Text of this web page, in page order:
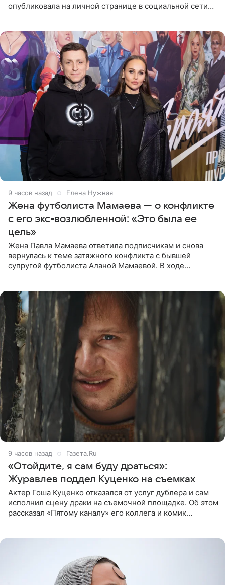
опубликовала на личной странице в социальной сети
9 часов назад Елена Нужная
Жена футболиста Мамаева — о конфликте
с его экс-возлюбленной: «Это была ее
цель»
Жена Павла Мамаева ответила подписчикам и снова
вернулась к теме затяжного конфликта с бывшей
супругой футболиста Аланой Мамаевой. В ходе
9 часов назад Газета.Ru
«Отойдите, я сам буду драться»:
Журавлев поддел Куценко на съемках
Актер Гоша Куценко отказался от услуг дублера и сам
исполнил сцену драки на съемочной площадке. Об этом
рассказал «Пятому каналу» его коллега и комик